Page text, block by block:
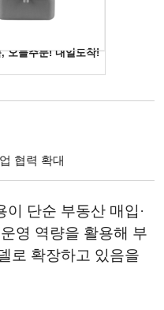
협력 확대
단순 부동산 매입·
영 역량을 활용해 부
로 확장하고 있음을